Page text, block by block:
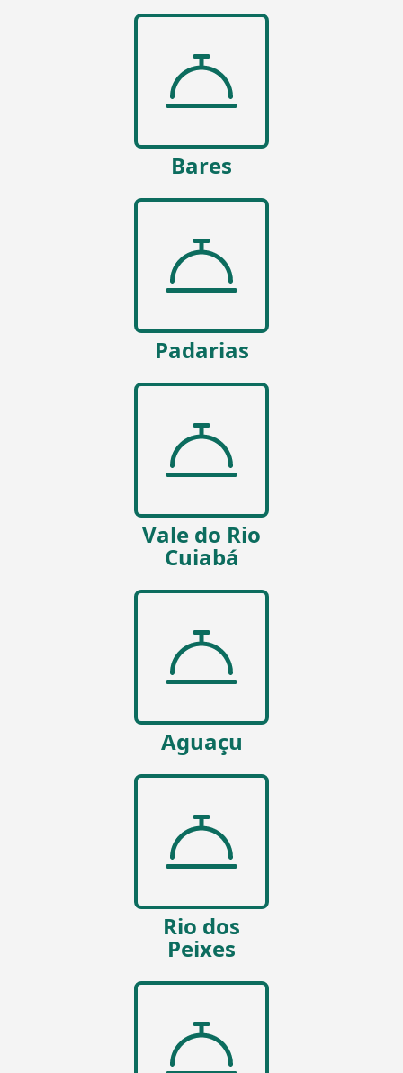
Bares
Padarias
Vale do Rio
Cuiabá
Aguaçu
Rio dos
Peixes